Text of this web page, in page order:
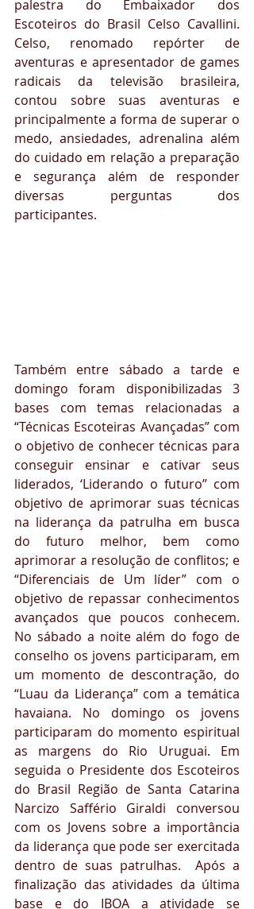
palestra do Embaixador dos
Escoteiros do Brasil Celso Cavallini.
Celso, renomado repórter de
aventuras e apresentador de games
radicais da televisão brasileira,
contou sobre suas aventuras e
principalmente a forma de superar o
medo, ansiedades, adrenalina além
do cuidado em relação a preparação
e segurança além de responder
diversas perguntas dos
participantes.
Também entre sábado a tarde e
domingo foram disponibilizadas 3
bases com temas relacionadas a
“Técnicas Escoteiras Avançadas” com
o objetivo de conhecer técnicas para
conseguir ensinar e cativar seus
liderados, ‘Liderando o futuro” com
objetivo de aprimorar suas técnicas
na liderança da patrulha em busca
do futuro melhor, bem como
aprimorar a resolução de conflitos; e
“Diferenciais de Um líder” com o
objetivo de repassar conhecimentos
avançados que poucos conhecem.
No sábado a noite além do fogo de
conselho os jovens participaram, em
um momento de descontração, do
“Luau da Liderança” com a temática
havaiana. No domingo os jovens
participaram do momento espiritual
as margens do Rio Uruguai. Em
seguida o Presidente dos Escoteiros
do Brasil Região de Santa Catarina
Narcizo Saffério Giraldi conversou
com os Jovens sobre a importância
da liderança que pode ser exercitada
dentro de suas patrulhas.  Após a
finalização das atividades da última
base e do IBOA a atividade se